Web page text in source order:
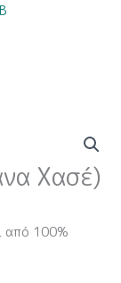
Χασέ)
από 100%